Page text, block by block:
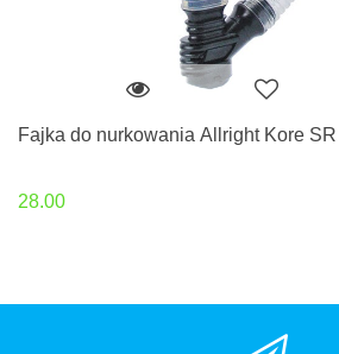
Fajka do nurkowania Allright Kore
28.00